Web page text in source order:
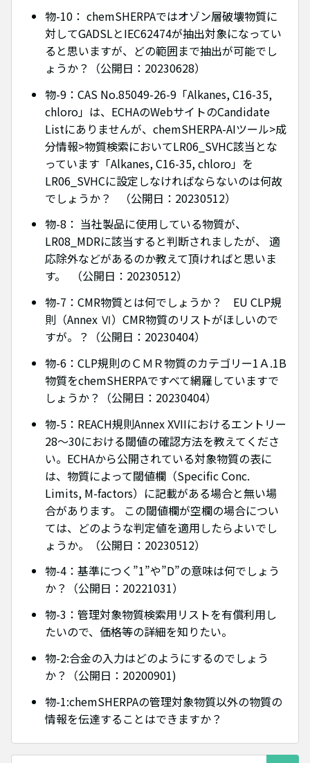
物-10： chemSHERPAではオゾン層破壊物質に
対してGADSLとIEC62474が抽出対象になってい
ると思いますが、どの範囲まで抽出が可能でし
ょうか？（公開日：20230628）
物-9：CAS No.85049-26-9「Alkanes, C16-35,
chloro」は、ECHAのWebサイトのCandidate
Listにありませんが、chemSHERPA-AIツール>成
分情報>物質検索においてLR06_SVHC該当とな
っています「Alkanes, C16-35, chloro」を
LR06_SVHCに設定しなければならないのは何故
でしょうか？ （公開日：20230512）
物-8： 当社製品に使用している物質が、
LR08_MDRに該当すると判断されましたが、 適
応除外などがあるのか教えて頂ければと思いま
す。 （公開日：20230512）
物-7：CMR物質とは何でしょうか？ EU CLP規
則（Annex Ⅵ）CMR物質のリストがほしいので
すが。？（公開日：20230404）
物-6：CLP規則のＣＭＲ物質のカテゴリー1Ａ.1B
物質をchemSHERPAですべて網羅していますで
しょうか？（公開日：20230404）
物-5：REACH規則Annex XVIIにおけるエントリー
28～30における閾値の確認方法を教えてくださ
い。ECHAから公開されている対象物質の表に
は、物質によって閾値欄（Specific Conc.
Limits, M-factors）に記載がある場合と無い場
合があります。 この閾値欄が空欄の場合につい
ては、どのような判定値を適用したらよいでし
ょうか。（公開日：20230512）
物-4：基準につく”1”や”D”の意味は何でしょう
か？（公開日：20221031）
物-3：管理対象物質検索用リストを有償利用し
たいので、価格等の詳細を知りたい。
物-2:合金の入力はどのようにするのでしょう
か？（公開日：20200901)
物-1:chemSHERPAの管理対象物質以外の物質の
情報を伝達することはできますか？